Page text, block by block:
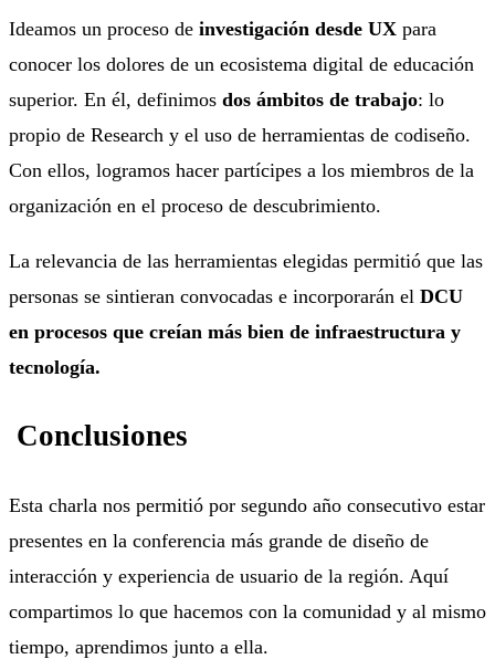
Ideamos un proceso de investigación desde UX para
conocer los dolores de un ecosistema digital de educación
superior. En él, definimos dos ámbitos de trabajo: lo
propio de Research y el uso de herramientas de codiseño.
Con ellos, logramos hacer partícipes a los miembros de la
organización en el proceso de descubrimiento.
La relevancia de las herramientas elegidas permitió que las
personas se sintieran convocadas e incorporarán el DCU
en procesos que creían más bien de infraestructura y
tecnología.
Conclusiones
Esta charla nos permitió por segundo año consecutivo estar
presentes en la conferencia más grande de diseño de
interacción y experiencia de usuario de la región. Aquí
compartimos lo que hacemos con la comunidad y al mismo
tiempo, aprendimos junto a ella.